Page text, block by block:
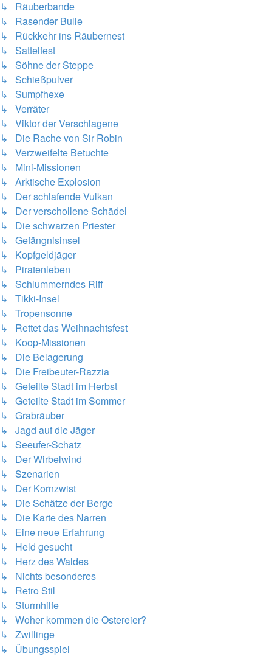
↳ Räuberbande
↳ Rasender Bulle
↳ Rückkehr ins Räubernest
↳ Sattelfest
↳ Söhne der Steppe
↳ Schießpulver
↳ Sumpfhexe
↳ Verräter
↳ Viktor der Verschlagene
↳ Die Rache von Sir Robin
↳ Verzweifelte Betuchte
↳ Mini-Missionen
↳ Arktische Explosion
↳ Der schlafende Vulkan
↳ Der verschollene Schädel
↳ Die schwarzen Priester
↳ Gefängnisinsel
↳ Kopfgeldjäger
↳ Piratenleben
↳ Schlummerndes Riff
↳ Tikki-Insel
↳ Tropensonne
↳ Rettet das Weihnachtsfest
↳ Koop-Missionen
↳ Die Belagerung
↳ Die Freibeuter-Razzia
↳ Geteilte Stadt im Herbst
↳ Geteilte Stadt im Sommer
↳ Grabräuber
↳ Jagd auf die Jäger
↳ Seeufer-Schatz
↳ Der Wirbelwind
↳ Szenarien
↳ Der Kornzwist
↳ Die Schätze der Berge
↳ Die Karte des Narren
↳ Eine neue Erfahrung
↳ Held gesucht
↳ Herz des Waldes
↳ Nichts besonderes
↳ Retro Stil
↳ Sturmhilfe
↳ Woher kommen die Ostereier?
↳ Zwillinge
↳ Übungsspiel